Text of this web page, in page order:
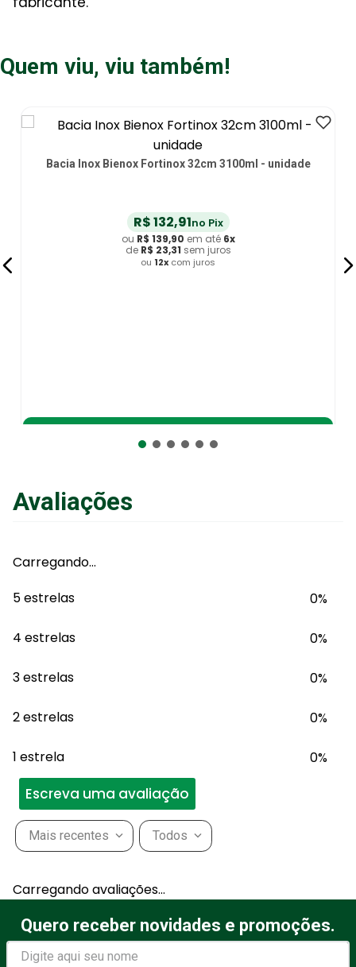
Quem viu, viu também!
Bacia Inox Bienox Fortinox 32cm 3100ml - unidade
R$132,91no Pix
ou R$ 139,90 em até 6x
de R$ 23,31 sem juros
ou 12x com juros
Avaliações
Carregando…
5 estrelas
0%
4 estrelas 0%
3 estrelas 0%
2 estrelas 0%
1 estrela 0%
Escreva uma avaliação
Mais recentes Todos
Carregando avaliações…
Quero receber novidades e promoções.